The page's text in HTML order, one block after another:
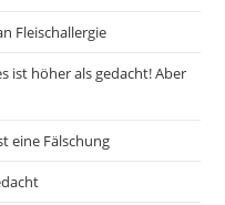
Fleischallergie
ist höher als gedacht! Aber
eine Fälschung